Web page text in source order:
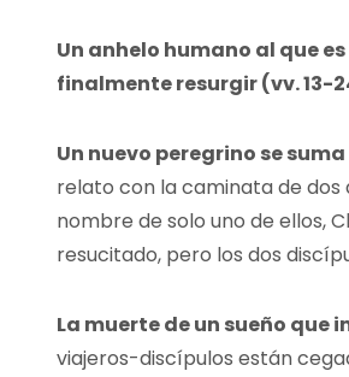
Un anhelo humano al que
finalmente resurgir (vv. 13-
Un nuevo peregrino se
relato con la caminata de dos
nombre de solo uno de ellos,
resucitado, pero los dos
La muerte de un sueño que
viajeros-discípulos están